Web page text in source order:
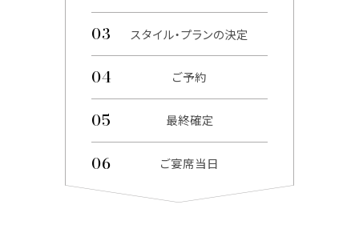
スタイル・プランの決定
ご予約
最終確定
ご宴席当日